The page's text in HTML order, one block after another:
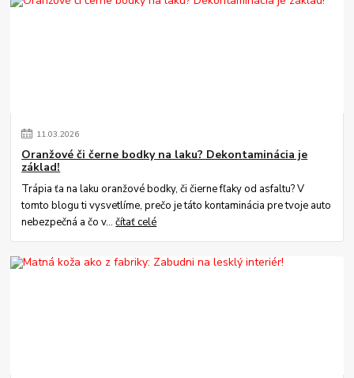
11.03.2026
Oranžové či černe bodky na laku? Dekontaminácia je
základ!
Trápia ťa na laku oranžové bodky, či čierne fľaky od asfaltu? V
tomto blogu ti vysvetlíme, prečo je táto kontaminácia pre tvoje auto
nebezpečná a čo v...čítať celé